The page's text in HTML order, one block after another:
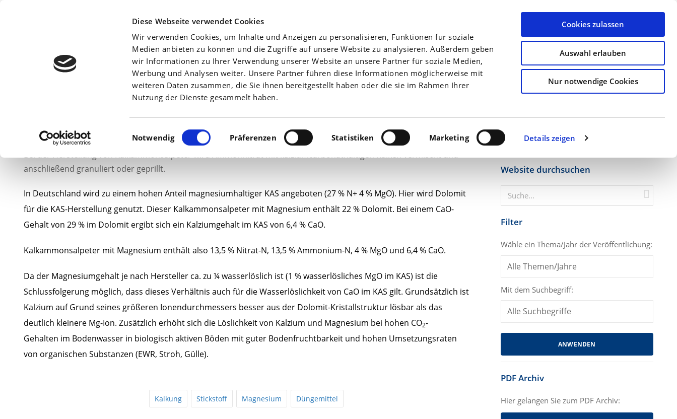
Diese Webseite verwendet Cookies
Wir verwenden Cookies, um Inhalte und Anzeigen zu personalisieren, Funktionen für soziale
Medien anbieten zu können und die Zugriffe auf unsere Website zu analysieren. Außerdem geben
wir Informationen zu Ihrer Verwendung unserer Website an unsere Partner für soziale Medien,
Werbung und Analysen weiter. Unsere Partner führen diese Informationen möglicherweise mit
weiteren Daten zusammen, die Sie ihnen bereitgestellt haben oder die sie im Rahmen Ihrer
Nutzung der Dienste gesammelt haben.
Einwilligungsauswahl
Notwendig Präferenzen Statistiken Marketing Details zeigen
Cookies zulassen
Auswahl erlauben
Nur notwendige Cookies
Ansprechpartner Über uns Termine
Aktuell Nährstoffe Düngung Kulturen Precision Farming
14. Januar 2011 Startseite Wie hoch ist der Kalk-Anteil i...
Bei der Herstellung von Kalkammonsalpeter wird Ammonnitrat mit kalziumcarbonathaltigen Kalken vermischt und
anschließend granuliert oder geprillt.
In Deutschland wird zu einem hohen Anteil magnesiumhaltiger KAS angeboten (27 % N+ 4 % MgO). Hier wird Dolomit
für die KAS-Herstellung genutzt. Dieser Kalkammonsalpeter mit Magnesium enthält 22 % Dolomit. Bei einem CaO-
Gehalt von 29 % im Dolomit ergibt sich ein Kalziumgehalt im KAS von 6,4 % CaO.
Kalkammonsalpeter mit Magnesium enthält also 13,5 % Nitrat-N, 13,5 % Ammonium-N, 4 % MgO und 6,4 % CaO.
Da der Magnesiumgehalt je nach Hersteller ca. zu ¼ wasserlöslich ist (1 % wasserlösliches MgO im KAS) ist die
Schlussfolgerung möglich, dass dieses Verhältnis auch für die Wasserlöslichkeit von CaO im KAS gilt. Grundsätzlich ist
Kalzium auf Grund seines größeren Ionendurchmessers besser aus der Dolomit-Kristallstruktur lösbar als das
deutlich kleinere Mg-Ion. Zusätzlich erhöht sich die Löslichkeit von Kalzium und Magnesium bei hohen CO2-
Gehalten im Bodenwasser in biologisch aktiven Böden mit guter Bodenfruchtbarkeit und hohen Umsetzungsraten
von organischen Substanzen (EWR, Stroh, Gülle).
Kalkung Stickstoff Magnesium Düngemittel
Website durchsuchen
Filter
Wähle ein Thema/Jahr der Veröffentlichung:
Mit dem Suchbegriff:
PDF Archiv
Hier gelangen Sie zum PDF Archiv: